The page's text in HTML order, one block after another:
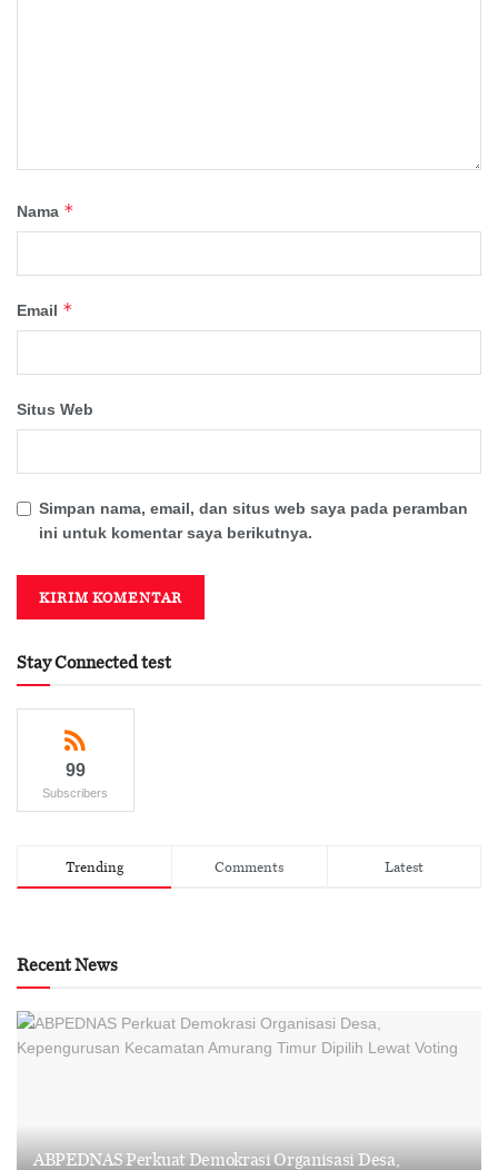
Nama *
Email *
Situs Web
Simpan nama, email, dan situs web saya pada peramban
ini untuk komentar saya berikutnya.
Stay Connected test
99
Subscribers
Trending Comments Latest
Recent News
ABPEDNAS Perkuat Demokrasi Organisasi Desa,